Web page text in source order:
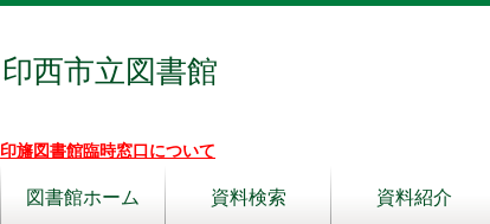
印西市立図書館
印旛図書館臨時窓口について
図書館ホーム 資料検索 資料紹介